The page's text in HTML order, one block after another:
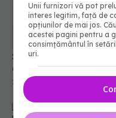
Semnele timpurii ale
aluniței contează
27 apr 2025, 18:55
Unii furnizori vă pot
interes legitim, față de
opțiunilor de mai jos.
acestei pagini pentru a
consimțământul în
uri.